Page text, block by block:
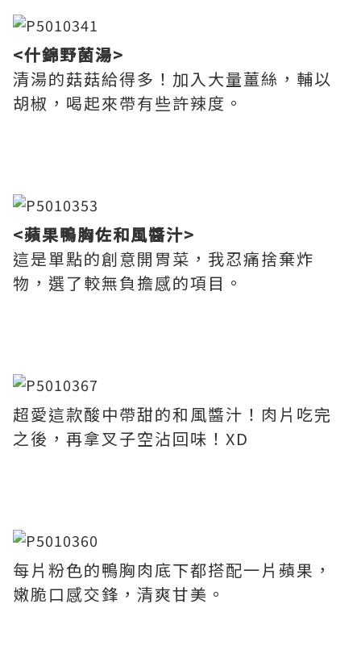
<什錦野菌湯>
清湯的菇菇給得多！加入大量薑絲，輔以
胡椒，喝起來帶有些許辣度。
<蘋果鴨胸佐和風醬汁>
這是單點的創意開胃菜，我忍痛捨棄炸
物，選了較無負擔感的項目。
超愛這款酸中帶甜的和風醬汁！肉片吃完
之後，再拿叉子空沾回味！XD
每片粉色的鴨胸肉底下都搭配一片蘋果，
嫩脆口感交鋒，清爽甘美。